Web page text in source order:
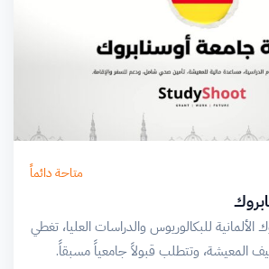
متاحة دائماً
للبكالوريوس والدراسات العليا، تغطي
المعيشة، وتتطلب قبولاً جامعياً مسبقاً.